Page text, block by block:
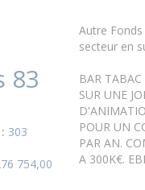
83
303
754,00
Autre
secteur en
BAR
SUR UNE
POUR UN
PAR AN.
A 300K€.